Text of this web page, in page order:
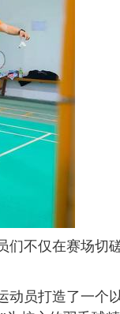
们不仅在赛场切
动员打造了一个